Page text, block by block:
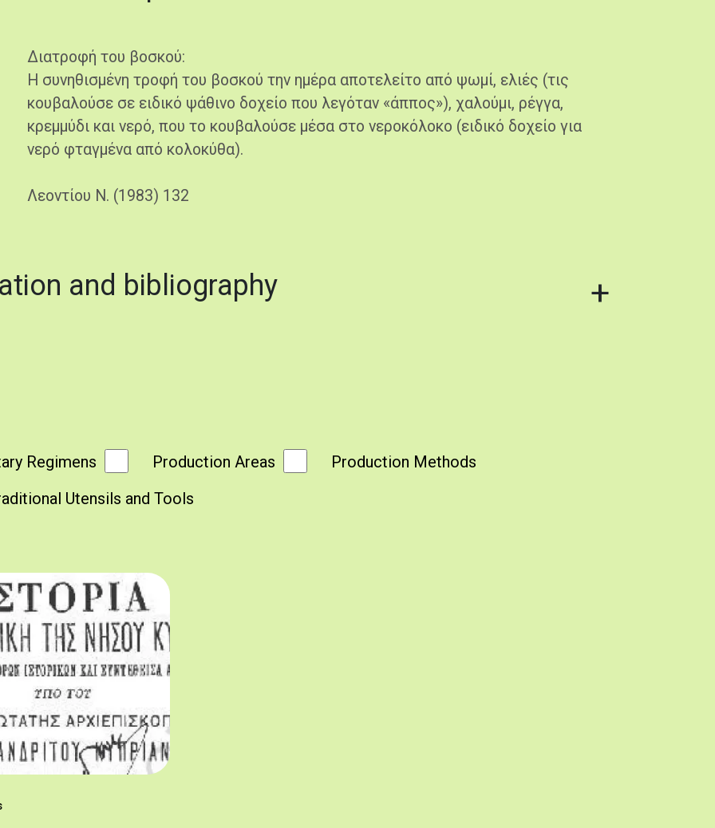
Διατροφή του βοσκού:
Η συνηθισμένη τροφή του βοσκού την ημέρα αποτελείτο από ψωμί, ελιές (τις
κουβαλούσε σε ειδικό ψάθινο δοχείο που λεγόταν «άππος»), χαλούμι, ρέγγα,
κρεμμύδι και νερό, που το κουβαλούσε μέσα στο νεροκόλοκο (ειδικό δοχείο για
νερό φταγμένα από κολοκύθα).
Λεοντίου Ν. (1983) 132
and bibliography
Regimens Production Areas
Production Methods
Utensils and Tools